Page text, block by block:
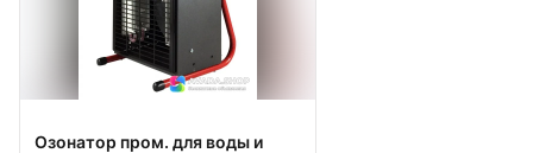
Озонатор пром. для воды и